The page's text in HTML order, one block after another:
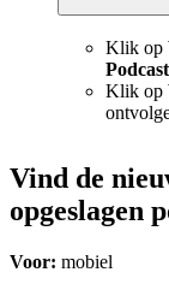
Klik op
Klik op
Vind de
opgeslagen
Voor: mobiel